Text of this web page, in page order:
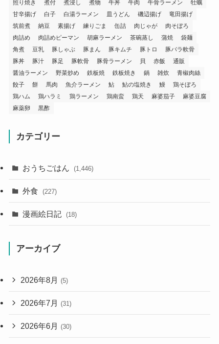
照り焼き 煮付 煮浸し 煮物 牛丼 牛肉 牛骨ラーメン
牡蠣
甘辛揚げ
白子 白湯ラーメン 皿うどん 磯辺揚げ
竜田揚げ
筑前煮
納豆 素揚げ 練りごま 缶詰 肉じゃが
肉そぼろ
肉詰め
肉詰めピーマン 胡麻ラーメン 茶碗蒸し 蒲焼
袋麺
角煮
豆乳 豚しゃぶ 豚まん 豚キムチ 豚トロ
豚バラ軟骨
豚丼
豚汁 豚足 豚軟骨 豚骨ラーメン 貝 赤飯
通販
醤油ラーメン
野菜炒め 鉄板焼 鉄板焼き 鍋 雑炊
青椒肉絲
餃子
餅 馬肉 魚介ラーメン 鮎 鮎の塩焼き 鰻
鶏そぼろ
鶏ハム
鶏ハラミ 鶏ラーメン 鶏南蛮 鶏天 麻婆茄子
麻婆豆腐
麻薬卵
黒酢
カテゴリー
おうちごはん (1,446)
外食 (227)
漫画絵日記 (18)
アーカイブ
2026年8月 (5)
2026年7月 (31)
2026年6月 (30)